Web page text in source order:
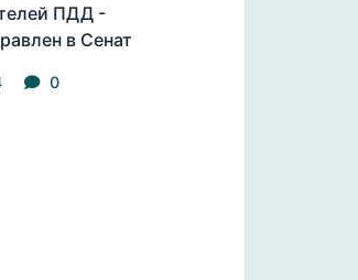
ПДД -
в Сенат
0